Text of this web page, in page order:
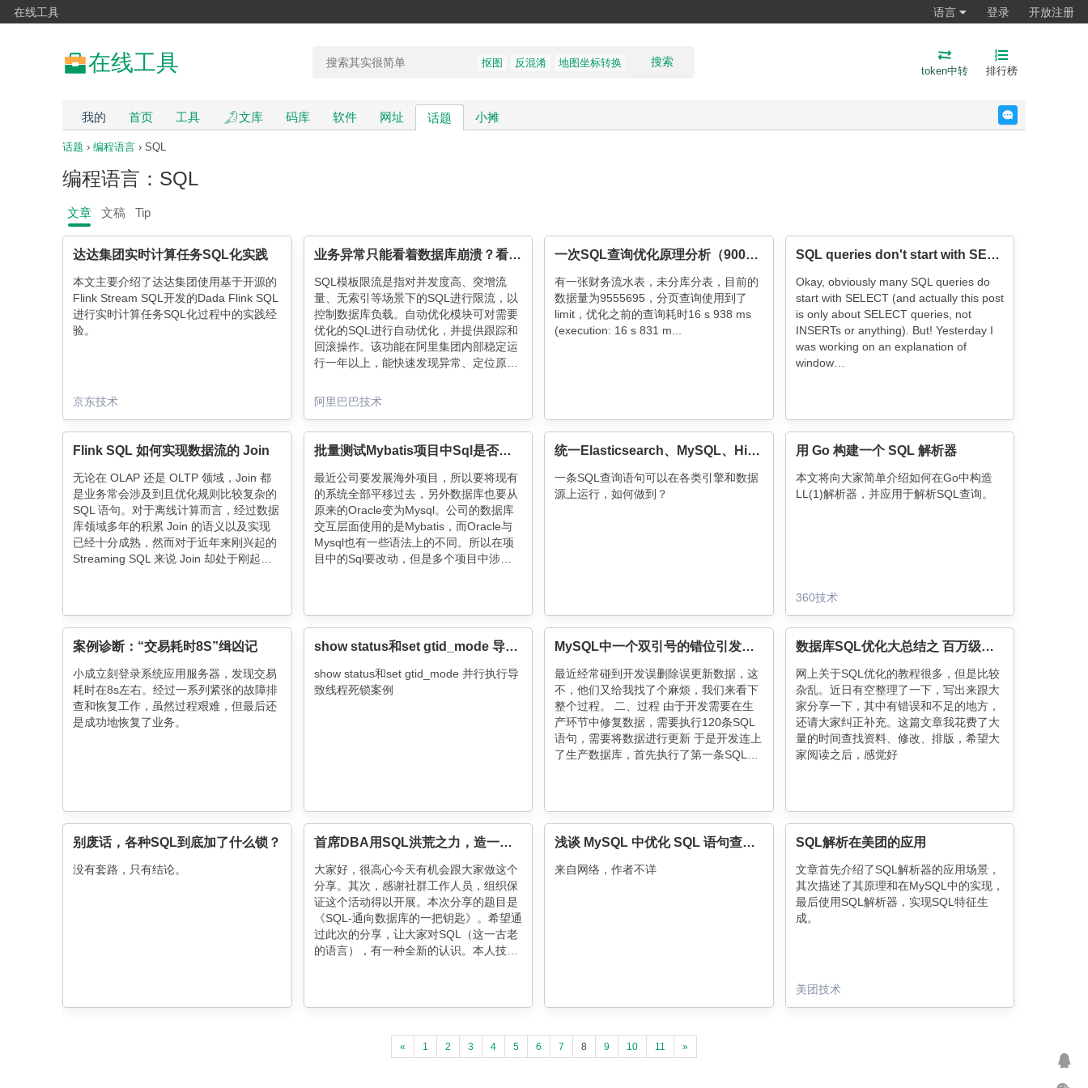
在线工具 语言 登录 开放注册
在线工具 搜索
抠图 反混淆 地图坐标转换
token中转 排行榜
我的 首页 工具 文库 码库 软件 网址 话题 小摊
话题 › 编程语言 › SQL
编程语言：SQL
文章 文稿 Tip
达达集团实时计算任务SQL化实践
本文主要介绍了达达集团使用基于开源的
Flink Stream SQL开发的Dada Flink SQL
进行实时计算任务SQL化过程中的实践经
验。
京东技术
业务异常只能看着数据库崩溃？看看应急处理利器——自动SQL限流
SQL模板限流是指对并发度高、突增流
量、无索引等场景下的SQL进行限流，以
控制数据库负载。自动优化模块可对需要
优化的SQL进行自动优化，并提供跟踪和
回滚操作。该功能在阿里集团内部稳定运
行一年以上，能快速发现异常、定位原因
常检测、基于Workload的SQL Review、
智能压测等服务。
阿里巴巴技术
一次SQL查询优化原理分析（900W+数据，从17s到300ms）
有一张财务流水表，未分库分表，目前的
数据量为9555695，分页查询使用到了
limit，优化之前的查询耗时16 s 938 ms
(execution: 16 s 831 m...
SQL queries don't start with SELECT
Okay, obviously many SQL queries do
start with SELECT (and actually this post
is only about SELECT queries, not
INSERTs or anything). But! Yesterday I
was working on an explanation of
window…
Flink SQL 如何实现数据流的 Join
无论在 OLAP 还是 OLTP 领域，Join 都
是业务常会涉及到且优化规则比较复杂的
SQL 语句。对于离线计算而言，经过数据
库领域多年的积累 Join 的语义以及实现
已经十分成熟，然而对于近年来刚兴起的
Streaming SQL 来说 Join 却处于刚起步
批量测试Mybatis项目中Sql是否正确
最近公司要发展海外项目，所以要将现有
的系统全部平移过去，另外数据库也要从
原来的Oracle变为Mysql。公司的数据库
交互层面使用的是Mybatis，而Oracle与
Mysql也有一些语法上的不同。所以在项
目中的Sql要改动，但是多个项目中涉及
数的话，就设置为默认的初始值，然后记
录下来成功的数据和失败的数据，这样就
可以根据失败原因进行修改。能够节省很
大的时间。
统一Elasticsearch、MySQL、Hive的SQL查询引擎，我们把它开源了！
一条SQL查询语句可以在各类引擎和数据
源上运行，如何做到？
用 Go 构建一个 SQL 解析器
本文将向大家简单介绍如何在Go中构造
LL(1)解析器，并应用于解析SQL查询。
360技术
案例诊断：“交易耗时8S”缉凶记
小成立刻登录系统应用服务器，发现交易
耗时在8s左右。经过一系列紧张的故障排
查和恢复工作，虽然过程艰难，但最后还
是成功地恢复了业务。
show status和set gtid_mode 导致线程死锁案例
show status和set gtid_mode 并行执行导
致线程死锁案例
MySQL中一个双引号的错位引发的血案
最近经常碰到开发误删除误更新数据，这
不，他们又给我找了个麻烦，我们来看下
整个过程。 二、过程 由于开发需要在生
产环节中修复数据，需要执行120条SQL
语句，需要将数据进行更新 于是开发连上
了生产数据库，首先执行了第一条SQL
数据库SQL优化大总结之 百万级数据库优化方案
网上关于SQL优化的教程很多，但是比较
杂乱。近日有空整理了一下，写出来跟大
家分享一下，其中有错误和不足的地方，
还请大家纠正补充。这篇文章我花费了大
量的时间查找资料、修改、排版，希望大
家阅读之后，感觉好
别废话，各种SQL到底加了什么锁？
没有套路，只有结论。
首席DBA用SQL洪荒之力，造一把通向数据库的钥匙
大家好，很高心今天有机会跟大家做这个
分享。其次，感谢社群工作人员，组织保
证这个活动得以开展。本次分享的题目是
《SQL-通向数据库的一把钥匙》。希望通
过此次的分享，让大家对SQL（这一古老
的语言），有一种全新的认识。本人技术
浅谈 MySQL 中优化 SQL 语句查询常用的 30 种方法
来自网络，作者不详
SQL解析在美团的应用
文章首先介绍了SQL解析器的应用场景，
其次描述了其原理和在MySQL中的实现，
最后使用SQL解析器，实现SQL特征生
成。
美团技术
« 1 2 3 4 5 6 7 8 9 10 11 »